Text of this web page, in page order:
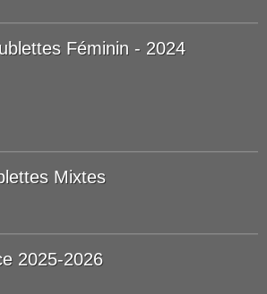
Féminin - 2024
Mixtes
2025-2026